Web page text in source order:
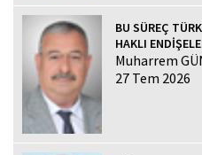
BU SÜREÇ
HAKLI
Muharrem
27 Tem 2026